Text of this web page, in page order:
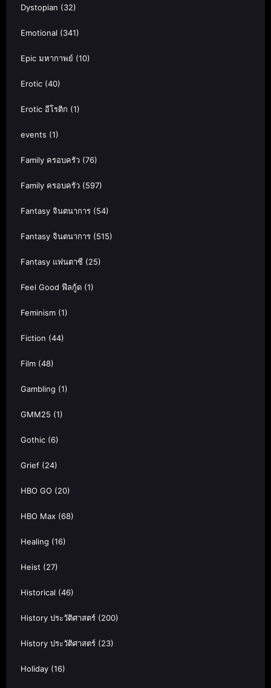
Dystopian (32)
Emotional (341)
Epic มหากาพย์ (10)
Erotic (40)
Erotic อีโรติก (1)
events (1)
Family ครอบครัว (76)
Family ครอบครัว (597)
Fantasy จินตนาการ (54)
Fantasy จินตนาการ (515)
Fantasy แฟนตาซี (25)
Feel Good ฟีลกู้ด (1)
Feminism (1)
Fiction (44)
Film (48)
Gambling (1)
GMM25 (1)
Gothic (6)
Grief (24)
HBO GO (20)
HBO Max (68)
Healing (16)
Heist (27)
Historical (46)
History ประวัติศาสตร์ (200)
History ประวัติศาสตร์ (23)
Holiday (16)